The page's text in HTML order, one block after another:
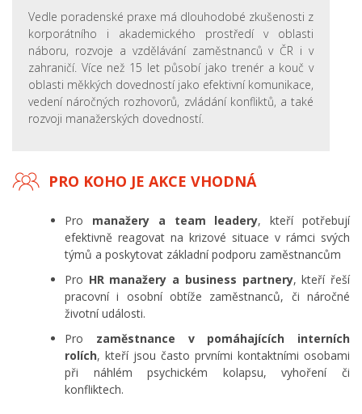
Vedle poradenské praxe má dlouhodobé zkušenosti z
korporátního i akademického prostředí v oblasti
náboru, rozvoje a vzdělávání zaměstnanců v ČR i v
zahraničí. Více než 15 let působí jako trenér a kouč v
oblasti měkkých dovedností jako efektivní komunikace,
vedení náročných rozhovorů, zvládání konfliktů, a také
rozvoji manažerských dovedností.
PRO KOHO JE AKCE VHODNÁ
Pro manažery a team leadery, kteří potřebují
efektivně reagovat na krizové situace v rámci svých
týmů a poskytovat základní podporu zaměstnancům
Pro HR manažery a business partnery, kteří řeší
pracovní i osobní obtíže zaměstnanců, či náročné
životní události.
Pro zaměstnance v pomáhajících interních
rolích, kteří jsou často prvními kontaktními osobami
při náhlém psychickém kolapsu, vyhoření či
konfliktech.